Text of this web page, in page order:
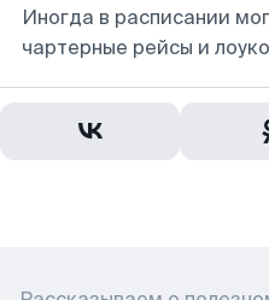
Иногда в расписании
чартерные рейсы и